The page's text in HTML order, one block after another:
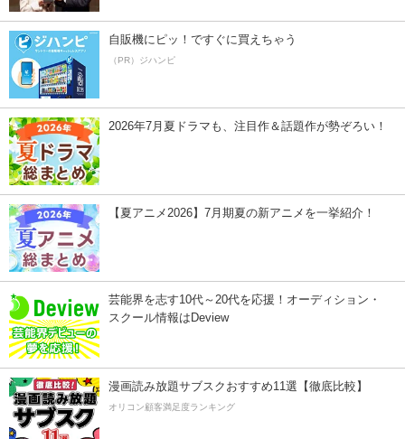
自販機にピッ！ですぐに買えちゃう
（PR）ジハンピ
2026年7月夏ドラマも、注目作＆話題作が勢ぞろい！
【夏アニメ2026】7月期夏の新アニメを一挙紹介！
芸能界を志す10代～20代を応援！オーディション・
スクール情報はDeview
漫画読み放題サブスクおすすめ11選【徹底比較】
オリコン顧客満足度ランキング